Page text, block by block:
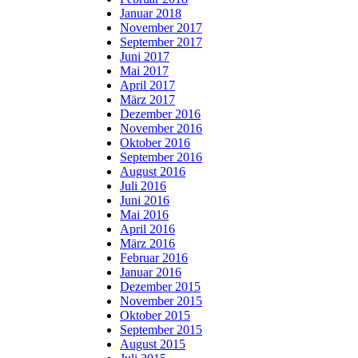
Januar 2018
November 2017
September 2017
Juni 2017
Mai 2017
April 2017
März 2017
Dezember 2016
November 2016
Oktober 2016
September 2016
August 2016
Juli 2016
Juni 2016
Mai 2016
April 2016
März 2016
Februar 2016
Januar 2016
Dezember 2015
November 2015
Oktober 2015
September 2015
August 2015